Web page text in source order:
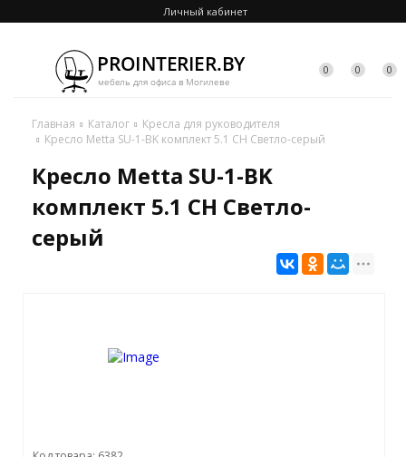
Личный кабинет
0 0 0
Главная Каталог
Кресла для руководителя
Кресло Metta SU-1-BK комплект 5.1 CH Светло-серый
Кресло Metta SU-1-BK
комплект 5.1 CH Светло-
серый